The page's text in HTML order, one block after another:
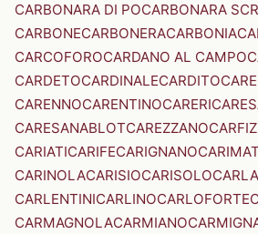
CARBONARA DI POCARBONARA
CARBONECARBONERACARBONIA
CARCOFOROCARDANO AL CAMPO
CARDETOCARDINALECARDITO
CARENNOCARENTINOCARERI
CARESANABLOTCAREZZANO
CARIATICARIFECARIGNANO
CARINOLACARISIOCARISOLO
CARLENTINICARLINOCARLOFORTE
CARMAGNOLACARMIANO